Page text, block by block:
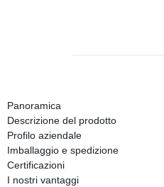
Panoramica
Descrizione del prodotto
Profilo aziendale
Imballaggio e spedizione
Certificazioni
I nostri vantaggi